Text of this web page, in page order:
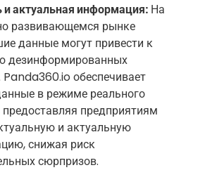
и актуальная информация: На
развивающемся рынке
данные могут привести к
дезинформированных
обеспечивает
в режиме реального
предприятиям
и актуальную
снижая риск
сюрпризов.